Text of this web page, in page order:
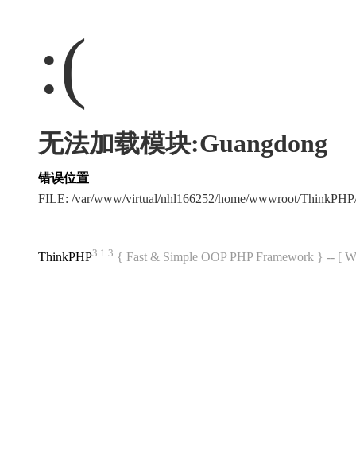
:(
无法加载模块:Guangdong
错误位置
FILE: /var/www/virtual/nhl166252/home/wwwroot/
ThinkPHP3.1.3 { Fast & Simple OOP PHP Framework } -- [